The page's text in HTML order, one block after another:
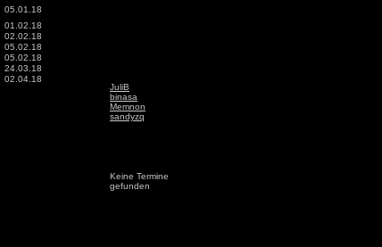
05.01.18
01.02.18
02.02.18
05.02.18
05.02.18
24.03.18
02.04.18
JuliB
binasa
Memnon
sandyzq
Keine Termine
gefunden